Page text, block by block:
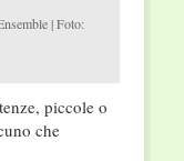
| Foto:
piccole o
che